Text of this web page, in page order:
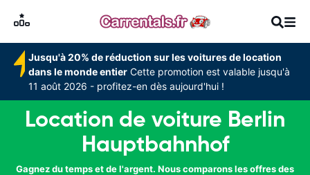
Jusqu'à 20% de réduction sur les voitures de location
dans le monde entier Cette promotion est valable jusqu'à
11 août 2026 - profitez-en dès aujourd'hui !
Location de voiture Berlin
Hauptbahnhof
Gagnez du temps et de l'argent. Nous comparons les offres des